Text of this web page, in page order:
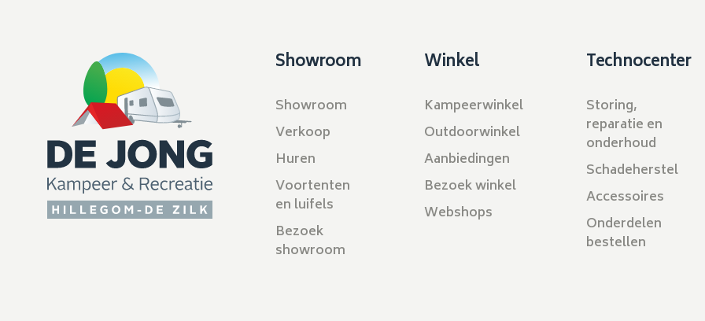
Showroom
Showroom
Verkoop
Huren
Voortenten
en luifels
Bezoek
showroom
Winkel
Kampeerwinkel
Outdoorwinkel
Aanbiedingen
Bezoek winkel
Webshops
Technocenter
Storing,
reparatie en
onderhoud
Schadeherstel
Accessoires
Onderdelen
bestellen